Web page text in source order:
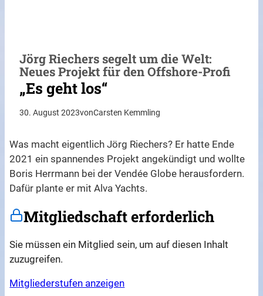
Jörg Riechers segelt um die Welt:
Neues Projekt für den Offshore-Profi
„Es geht los“
30. August 2023vonCarsten Kemmling
Was macht eigentlich Jörg Riechers? Er hatte Ende
2021 ein spannendes Projekt angekündigt und wollte
Boris Herrmann bei der Vendée Globe herausfordern.
Dafür plante er mit Alva Yachts.
Mitgliedschaft erforderlich
Sie müssen ein Mitglied sein, um auf diesen Inhalt
zuzugreifen.
Mitgliederstufen anzeigen